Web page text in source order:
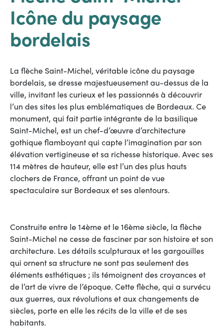
Icône du paysage
bordelais
La flèche Saint-Michel, véritable icône du paysage
bordelais, se dresse majestueusement au-dessus de la
ville, invitant les curieux et les passionnés à découvrir
l’un des sites les plus emblématiques de Bordeaux. Ce
monument, qui fait partie intégrante de la basilique
Saint-Michel, est un chef-d’œuvre d’architecture
gothique flamboyant qui capte l’imagination par son
élévation vertigineuse et sa richesse historique. Avec ses
114 mètres de hauteur, elle est l’un des plus hauts
clochers de France, offrant un point de vue
spectaculaire sur Bordeaux et ses alentours.
Construite entre le 14ème et le 16ème siècle, la flèche
Saint-Michel ne cesse de fasciner par son histoire et son
architecture. Les détails sculpturaux et les gargouilles
qui ornent sa structure ne sont pas seulement des
éléments esthétiques ; ils témoignent des croyances et
de l’art de vivre de l’époque. Cette flèche, qui a survécu
aux guerres, aux révolutions et aux changements de
siècles, porte en elle les récits de la ville et de ses
habitants.